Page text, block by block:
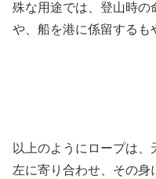
殊な用途では、登山時
や、船を港に係留するも
以上のようにロープは
左に寄り合わせ、その身